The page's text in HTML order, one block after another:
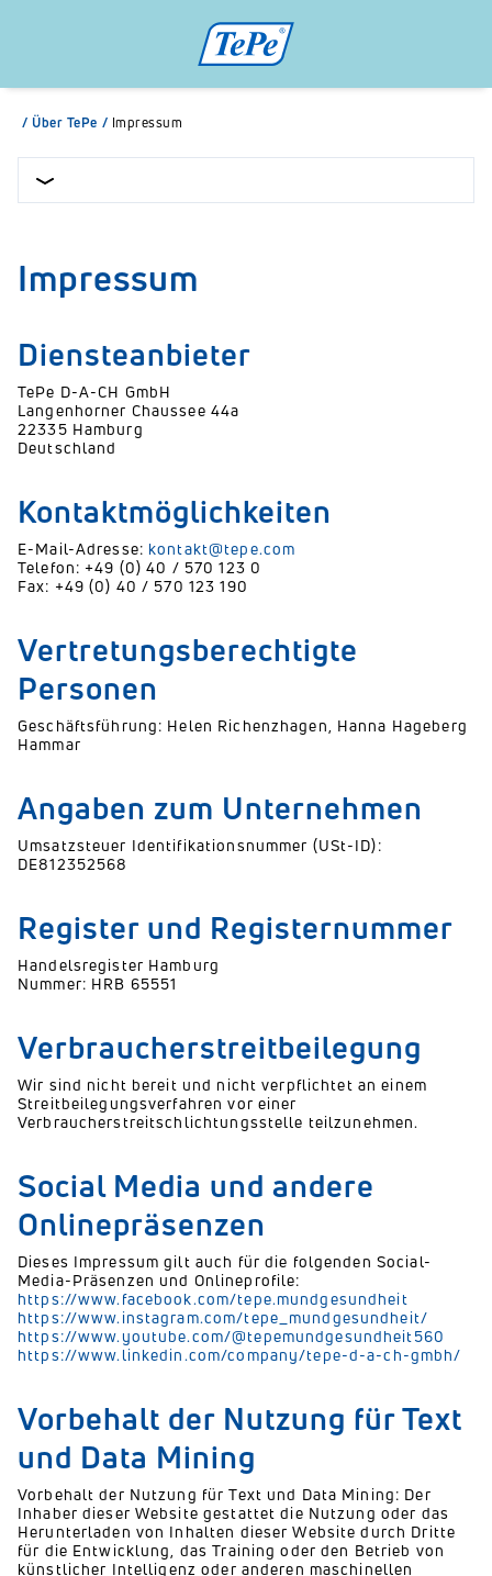
/ Über TePe / Impressum
Impressum
Diensteanbieter
TePe D-A-CH GmbH
Langenhorner Chaussee 44a
22335 Hamburg
Deutschland
Kontaktmöglichkeiten
E-Mail-Adresse: kontakt@tepe.com
Telefon: +49 (0) 40 / 570 123 0
Fax: +49 (0) 40 / 570 123 190
Vertretungsberechtigte
Personen
Geschäftsführung: Helen Richenzhagen, Hanna Hageberg
Hammar
Angaben zum Unternehmen
Umsatzsteuer Identifikationsnummer (USt-ID):
DE812352568
Register und Registernummer
Handelsregister Hamburg
Nummer: HRB 65551
Verbraucherstreitbeilegung
Wir sind nicht bereit und nicht verpflichtet an einem
Streitbeilegungsverfahren vor einer
Verbraucherstreitschlichtungsstelle teilzunehmen.
Social Media und andere
Onlinepräsenzen
Dieses Impressum gilt auch für die folgenden Social-
Media-Präsenzen und Onlineprofile:
https://www.facebook.com/tepe.mundgesundheit
https://www.instagram.com/tepe_mundgesundheit/
https://www.youtube.com/@tepemundgesundheit560
https://www.linkedin.com/company/tepe-d-a-ch-gmbh/
Vorbehalt der Nutzung für Text
und Data Mining
Vorbehalt der Nutzung für Text und Data Mining: Der
Inhaber dieser Website gestattet die Nutzung oder das
Herunterladen von Inhalten dieser Website durch Dritte
für die Entwicklung, das Training oder den Betrieb von
künstlicher Intelligenz oder anderen maschinellen